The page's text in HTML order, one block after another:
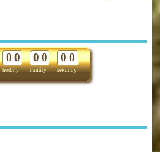
hodiny
0 0
minúty
0 0
sekundy
0 0